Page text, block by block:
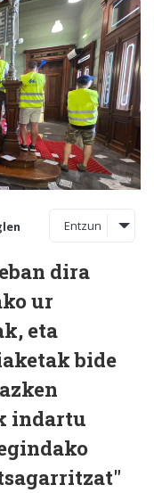
Entzun
dira
ur
eta
bide
indartu